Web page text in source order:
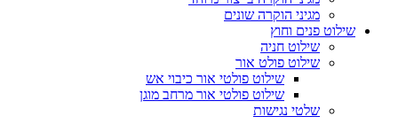
מגיני הוקרה שונים
שילוט פנים וחוץ
שילוט חניה
שילוט פולט אור
שילוט פולטי אור כיבוי אש
שילוט פולטי אור מרחב מוגן
שלטי נגישות